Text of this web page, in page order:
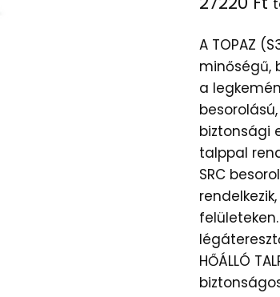
A TOPAZ
minőségű,
a
biztonsági
talppal
SRC
HŐÁLLÓ